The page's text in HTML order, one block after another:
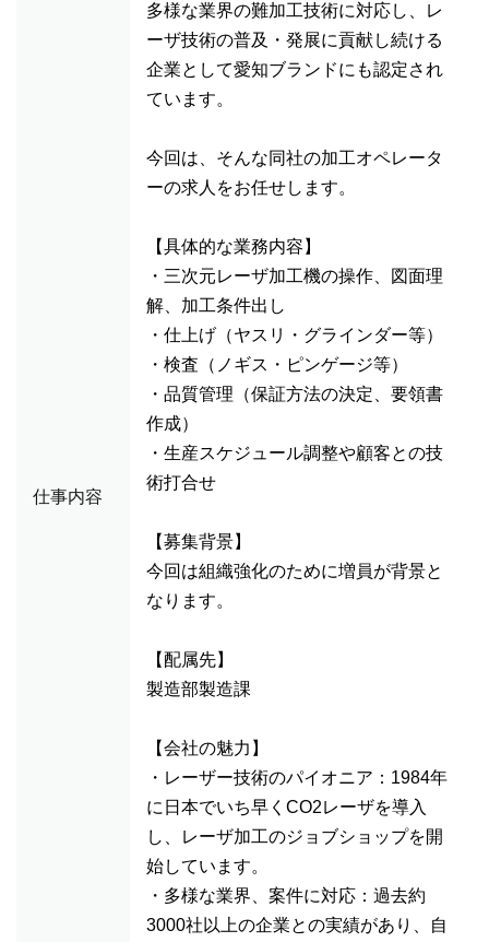
仕事内容
多様な業界の難加工技術に対応し、レ
ーザ技術の普及・発展に貢献し続ける
企業として愛知ブランドにも認定され
ています。
今回は、そんな同社の加工オペレータ
ーの求人をお任せします。
【具体的な業務内容】
・三次元レーザ加工機の操作、図面理
解、加工条件出し
・仕上げ（ヤスリ・グラインダー等）
・検査（ノギス・ピンゲージ等）
・品質管理（保証方法の決定、要領書
作成）
・生産スケジュール調整や顧客との技
術打合せ
【募集背景】
今回は組織強化のために増員が背景と
なります。
【配属先】
製造部製造課
【会社の魅力】
・レーザー技術のパイオニア：1984年
に日本でいち早くCO2レーザを導入
し、レーザ加工のジョブショップを開
始しています。
・多様な業界、案件に対応：過去約
3000社以上の企業との実績があり、自